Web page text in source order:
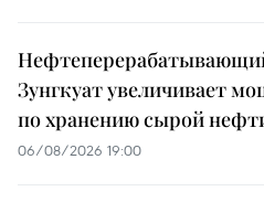
Зунгкуат увеличивает
по хранению сырой
06/08/2026 19:00